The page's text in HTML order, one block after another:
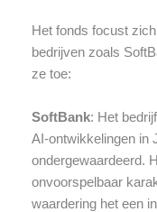
Het fonds focust
bedrijven zoals
ze toe:
SoftBank: Het
AI-ontwikkelingen in
ondergewaardeerd.
onvoorspelbaar
waardering het een